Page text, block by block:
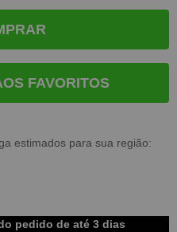
FAVORITOS
estimados para sua região:
pedido de até 3 dias